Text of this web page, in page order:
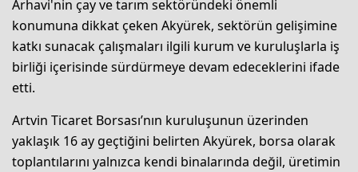
Arhavi'nin çay ve tarım sektöründeki önemli
konumuna dikkat çeken Akyürek, sektörün gelişimine
katkı sunacak çalışmaları ilgili kurum ve kuruluşlarla iş
birliği içerisinde sürdürmeye devam edeceklerini ifade
etti.
Artvin Ticaret Borsası’nın kuruluşunun üzerinden
yaklaşık 16 ay geçtiğini belirten Akyürek, borsa olarak
toplantılarını yalnızca kendi binalarında değil, üretimin